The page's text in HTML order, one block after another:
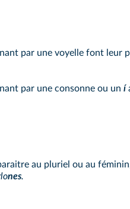
par une voyelle font leur
par une consonne ou un í
au pluriel ou au
nes.